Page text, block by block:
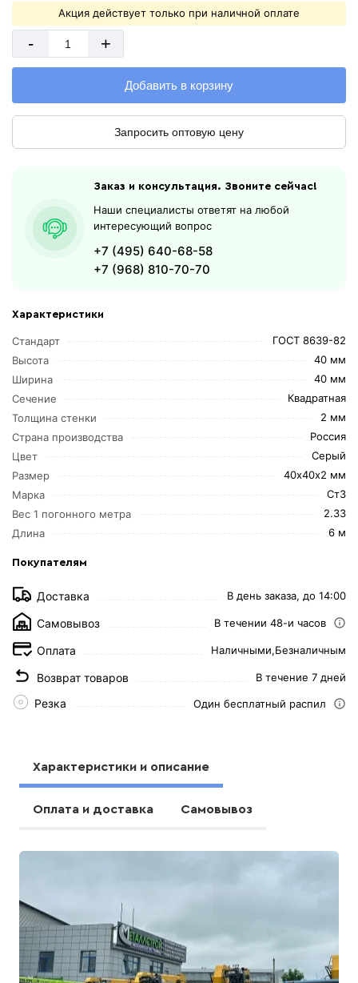
Характеристики
Стандарт
ГОСТ 8639-82
Высота
40 мм
Ширина
40 мм
Сечение
Квадратная
Толщина стенки
2 мм
Страна производства
Россия
Цвет
Серый
Размер
40х40х2 мм
Марка
Ст3
Вес 1 погонного метра
2.33
Длина
6 м
Покупателям
Доставка В день заказа, до 14:00
Самовывоз В течении 48-и часов
Оплата Наличными,Безналичным
Возврат товаров В течение 7 дней
Резка Один бесплатный распил
Акция действует только при наличной оплате
- +
Добавить в корзину
Запросить оптовую цену
Заказ и консультация. Звоните сейчас!
Наши специалисты ответят на любой
интересующий вопрос
+7 (495) 640-68-58
+7 (968) 810-70-70
Характеристики и описание
Оплата и доставка Самовывоз